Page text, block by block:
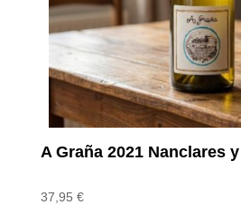
A Graña 2021 Nanclares
37,95 €